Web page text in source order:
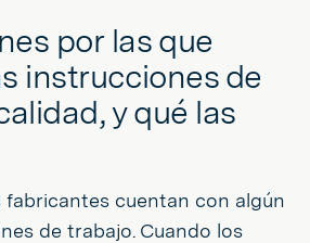
por las que
instrucciones de
y qué las
fabricantes cuentan con algún
de trabajo. Cuando los